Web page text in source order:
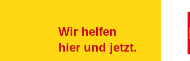
Wir helfen
hier und jetzt.